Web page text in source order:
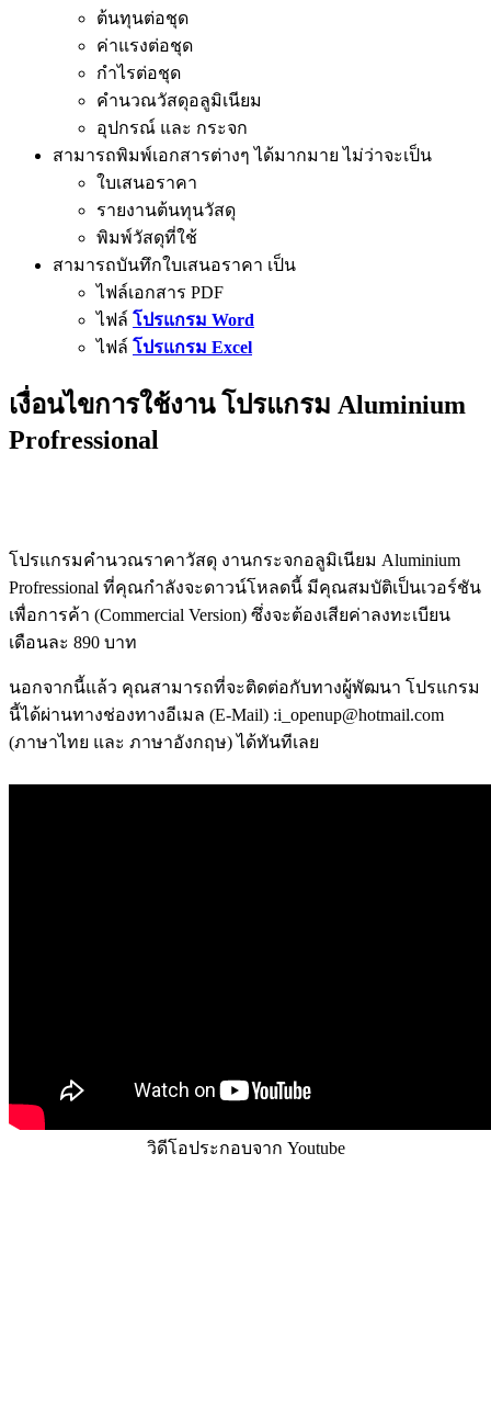
ต้นทุนต่อชุด
ค่าแรงต่อชุด
กำไรต่อชุด
คำนวณวัสดุอลูมิเนียม
อุปกรณ์ และ กระจก
สามารถพิมพ์เอกสารต่างๆ ได้มากมาย ไม่ว่าจะเป็น
ใบเสนอราคา
รายงานต้นทุนวัสดุ
พิมพ์วัสดุที่ใช้
สามารถบันทึกใบเสนอราคา เป็น
ไฟล์เอกสาร PDF
ไฟล์ โปรแกรม Word
ไฟล์ โปรแกรม Excel
เงื่อนไขการใช้งาน โปรแกรม Aluminium
Profressional
โปรแกรมคำนวณราคาวัสดุ งานกระจกอลูมิเนียม Aluminium
Profressional ที่คุณกำลังจะดาวน์โหลดนี้ มีคุณสมบัติเป็นเวอร์ชัน
เพื่อการค้า (Commercial Version) ซึ่งจะต้องเสียค่าลงทะเบียน
เดือนละ 890 บาท
นอกจากนี้แล้ว คุณสามารถที่จะติดต่อกับทางผู้พัฒนา โปรแกรม
นี้ได้ผ่านทางช่องทางอีเมล (E-Mail) :i_openup@hotmail.com
(ภาษาไทย และ ภาษาอังกฤษ) ได้ทันทีเลย
วิดีโอประกอบจาก Youtube